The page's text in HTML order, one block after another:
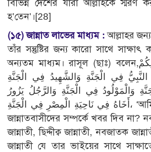
বিভিন্ন দেশের যারা আল্লাহকে স্মরণ
হ’তেন’।[28]
(১৫) জান্নাত লাভের মাধ্যম :আল্লাহর
তাঁর সন্তুষ্টির জন্য কারো সাথে সাক্ষাৎ
অন্যতম মাধ্যম। রাসূল (ছাঃ) বলেন,أَلاَ أُخْبِرُكُمْ بِرِجَالِكُمْ
فِي الْجَنَّةِ وَالشَّهِيدُ فِي الْجَنَّةِ
وَالْمَوْلُودُ فِي الْجَنَّةِ وَالرَّجُلُ يَزُورُ
أَخَاهُ فِي نَاحِيَةِ الْمِصْرِ فِي الْجَنَّةِ، ‘আমি কি তোমাদেরকে
জান্নাতবাসীদের সম্পর্কে খবর দিব না?
জান্নাতী, ছিদ্দীক্ব জান্নাতী, নবজাতক
জান্নাতী যে তার ভাইয়ের সাথে